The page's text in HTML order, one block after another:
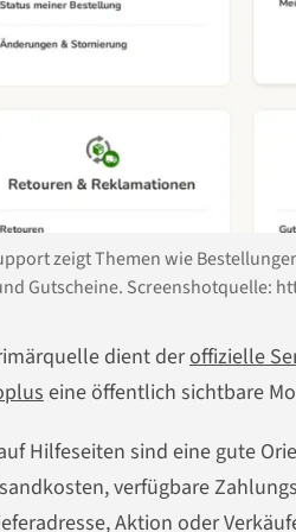
zeigt Themen wie
Gutscheine. Screenshotquelle:
dient deroffizielle
eine öffentlich sichtbare
Hilfeseiten sind eine gute
verfügbare
Aktion oder